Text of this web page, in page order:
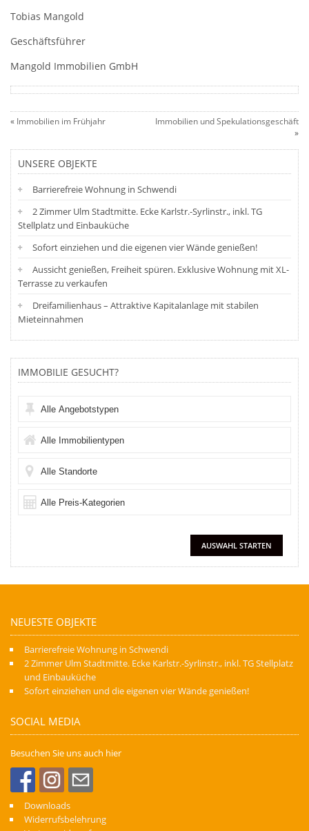
Tobias Mangold
Geschäftsführer
Mangold Immobilien GmbH
« Immobilien im Frühjahr
Immobilien und Spekulationsgeschäft
»
UNSERE OBJEKTE
Barrierefreie Wohnung in Schwendi
2 Zimmer Ulm Stadtmitte. Ecke Karlstr.-Syrlinstr., inkl. TG
Stellplatz und Einbauküche
Sofort einziehen und die eigenen vier Wände genießen!
Aussicht genießen, Freiheit spüren. Exklusive Wohnung mit XL-
Terrasse zu verkaufen
Dreifamilienhaus – Attraktive Kapitalanlage mit stabilen
Mieteinnahmen
IMMOBILIE GESUCHT?
NEUESTE OBJEKTE
Barrierefreie Wohnung in Schwendi
2 Zimmer Ulm Stadtmitte. Ecke Karlstr.-Syrlinstr., inkl. TG Stellplatz
und Einbauküche
Sofort einziehen und die eigenen vier Wände genießen!
SOCIAL MEDIA
Besuchen Sie uns auch hier
Downloads
Widerrufsbelehrung